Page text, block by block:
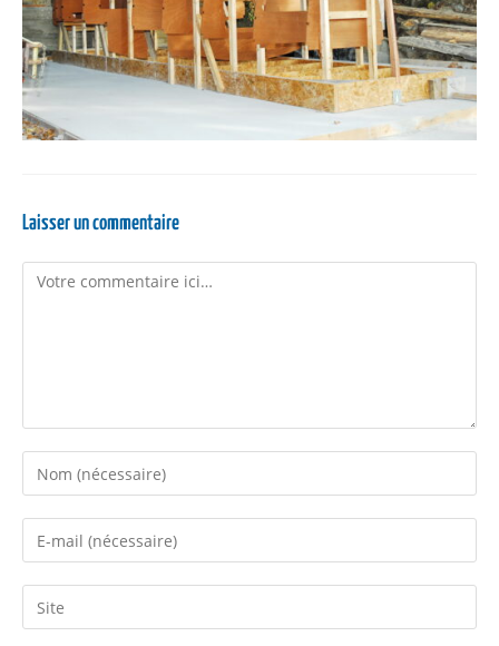
Laisser un commentaire